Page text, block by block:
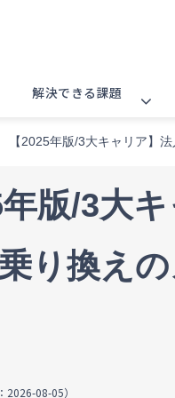
解決できる課題
【2025年版/3大キャリア】
年版/3大
り換え
2026-08-05）